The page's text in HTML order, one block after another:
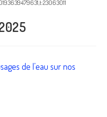
de l’eau sur nos